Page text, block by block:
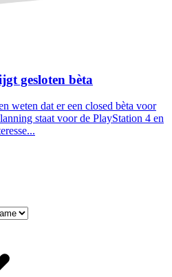
gesloten bèta
weten dat er een closed bèta voor
staat voor de PlayStation 4 en